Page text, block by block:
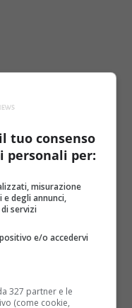
UN PONTE
nei
il loro apice
2017, quando i
tuo consenso
personali per:
misurazione
degli annunci,
servizi
e/o accedervi
327 partner e le
(come cookie,